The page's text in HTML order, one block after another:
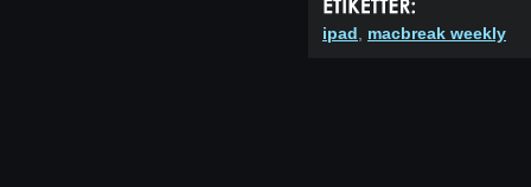
ipad macbreak weekly